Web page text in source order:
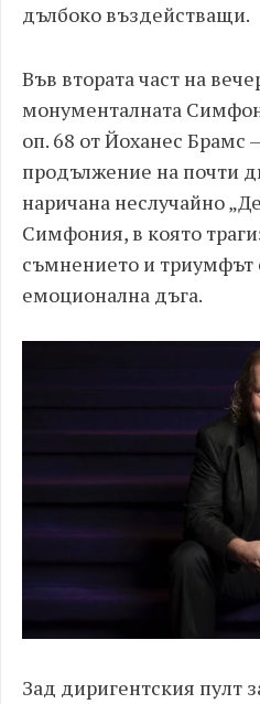
дълбоко въздействащи.
Във втората част на
монументалната
оп. 68 от Йоханес Брамс
продължение на почти
наричана неслучайно
Симфония, в която
съмнението и триумфът
емоционална дъга.
Зад диригентския пулт